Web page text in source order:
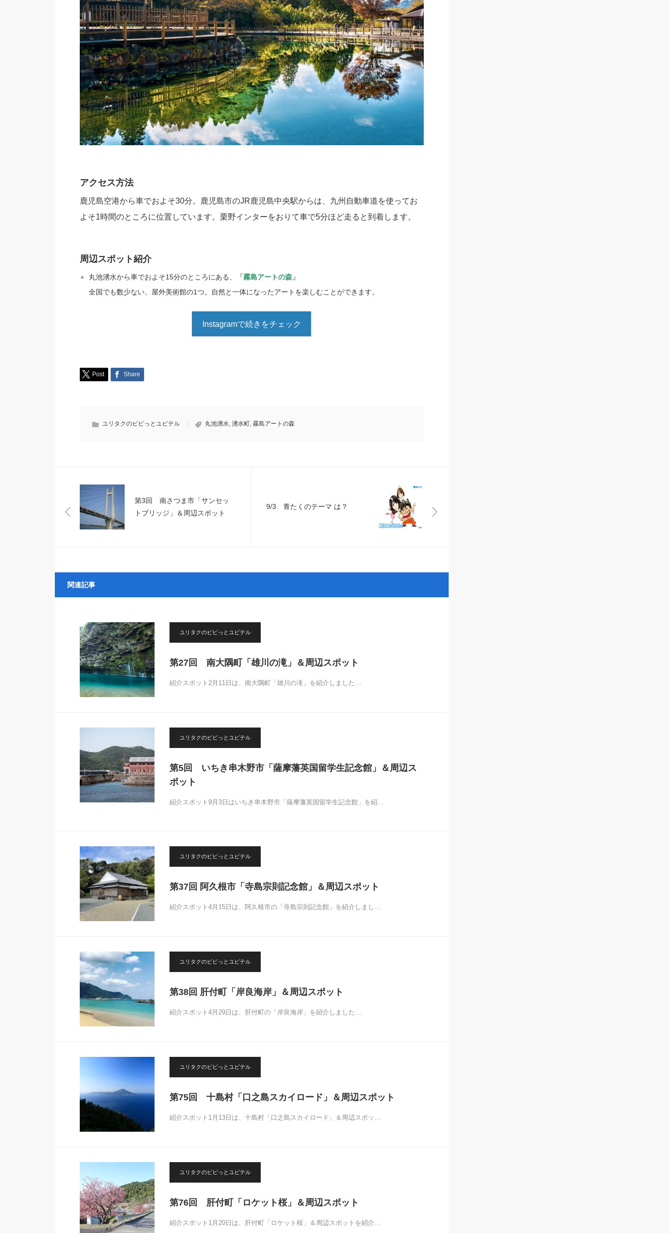
上
下
矢
印
キ
ー
を
さ
い。
アクセス方法
鹿児島空港から車でおよそ30分。鹿児島市のJR鹿児島中央駅からは、九州自動車道を使ってお
よそ1時間のところに位置しています。栗野インターをおりて車で5分ほど走ると到着します。
周辺スポット紹介
丸池湧水から車でおよそ15分のところにある、
「霧島アートの森」
全国でも数少ない、屋外美術館の1つ。自然と一体になったアートを楽しむことができます。
Instagramで続きをチェック
Post Share
ユリタクのピピっとユピテル 丸池湧水, 湧水町, 霧島アートの森
第3回 南さつま市「サンセッ
トブリッジ」＆周辺スポット
9/3 青たくのテーマ は？
関連記事
ユリタクのピピっとユピテル
第27回 南大隅町「雄川の滝」＆周辺スポット
紹介スポット2月11日は、南大隅町「雄川の滝」を紹介しました…
ユリタクのピピっとユピテル
第5回 いちき串木野市「薩摩藩英国留学生記念館」＆周辺ス
ポット
紹介スポット9月3日はいちき串木野市「薩摩藩英国留学生記念館」を紹…
ユリタクのピピっとユピテル
第37回 阿久根市「寺島宗則記念館」＆周辺スポット
紹介スポット4月15日は、阿久根市の「寺島宗則記念館」を紹介しまし…
ユリタクのピピっとユピテル
第38回 肝付町「岸良海岸」＆周辺スポット
紹介スポット4月29日は、肝付町の「岸良海岸」を紹介しました…
ユリタクのピピっとユピテル
第75回 十島村「口之島スカイロード」＆周辺スポット
紹介スポット1月13日は、十島村「口之島スカイロード」＆周辺スポッ…
ユリタクのピピっとユピテル
第76回 肝付町「ロケット桜」＆周辺スポット
紹介スポット1月20日は、肝付町「ロケット桜」＆周辺スポットを紹介…